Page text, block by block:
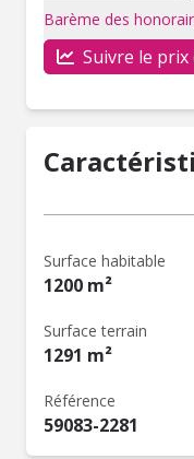
Barème des
Suivre le prix
Surface habitable
1200 m²
Surface terrain
1291 m²
Référence
59083-2281